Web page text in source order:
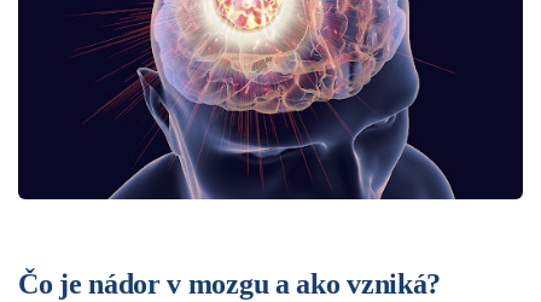
Čo je nádor v mozgu a ako vzniká?